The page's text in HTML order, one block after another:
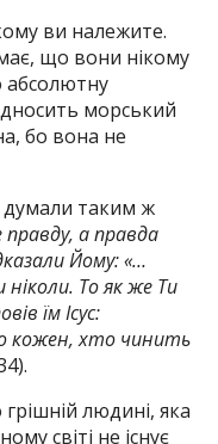
ви належите.
що вони нікому
морський
бо вона не
думали таким ж
правду, а правда
Йому: «…
ніколи. То як же Ти
їм Ісус:
кожен, хто чинить
грішній людині, яка
світі не існує